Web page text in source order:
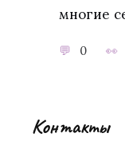
многие
0
Контакты